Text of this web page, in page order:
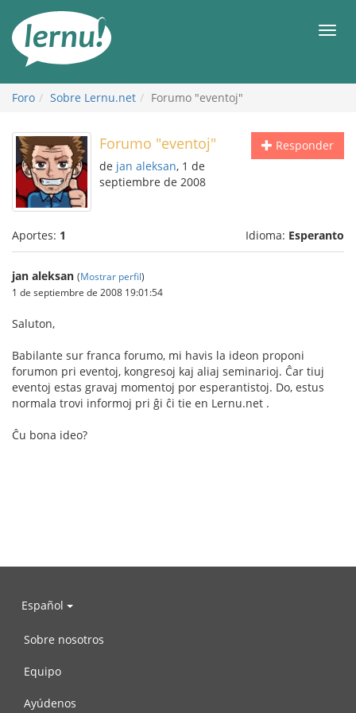
Foro Sobre Lernu.net Forumo "eventoj"
Responder
Forumo "eventoj"
de jan aleksan, 1 de
septiembre de 2008
Aportes: 1 Idioma: Esperanto
jan aleksan (Mostrar perfil)
1 de septiembre de 2008 19:01:54
Saluton,
Babilante sur franca forumo, mi havis la ideon proponi
forumon pri eventoj, kongresoj kaj aliaj seminarioj. Ĉar tiuj
eventoj estas gravaj momentoj por esperantistoj. Do, estus
normala trovi informoj pri ĝi ĉi tie en Lernu.net .
Ĉu bona ideo?
Español
Sobre nosotros
Equipo
Ayúdenos